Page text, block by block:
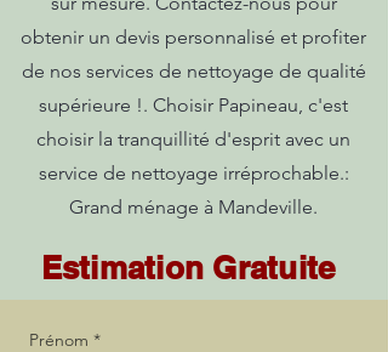
obtenir un devis personnalisé et profiter
de nos services de nettoyage de qualité
supérieure !. Choisir Papineau, c'est
choisir la tranquillité d'esprit avec un
service de nettoyage irréprochable.:
Grand ménage à Mandeville.
Estimation Gratuite
Prénom *